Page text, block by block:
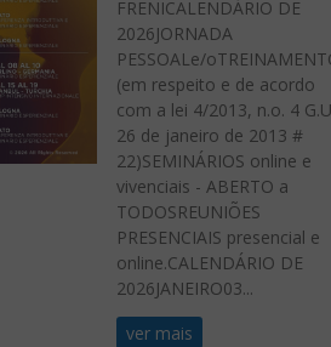
FRENICALENDÁRIO DE
2026JORNADA
PESSOALe/
(em respeito e de acordo
com a lei 4/2013, n.o. 4
26 de janeiro de 2013 #
22)SEMINÁRIOS online e
vivenciais - ABERTO a
TODOSREUNIÕES
PRESENCIAIS presencial e
online.CALENDÁRIO DE
2026JANEIRO03...
ver mais